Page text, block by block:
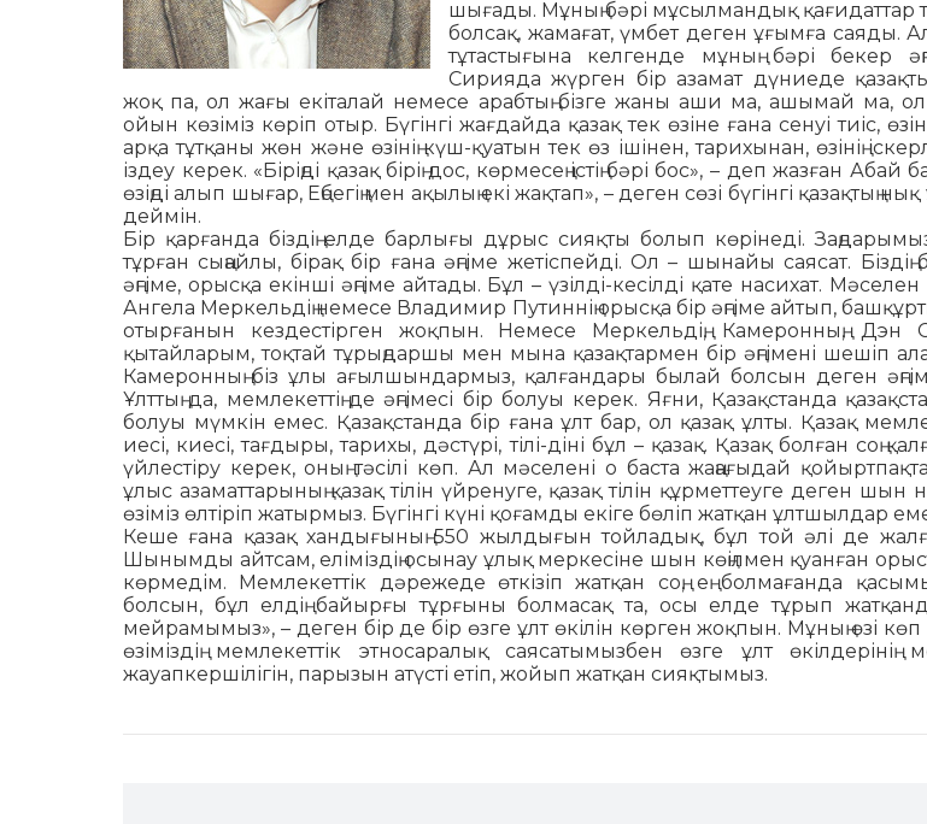
шығады. Мұның бәрі мұсылмандық қа­ғи­даттар
болсақ, жамағат, үмбет деген ұғымға саяды.
тұтастығына кел­генде мұның бәрі бекер
Сирияда жүрген бір азамат дүниеде
жоқ па, ол жағы екіталай немесе араб­тың бізге жаны аши ма, ашымай ма,
ойын көзіміз көріп отыр. Бүгінгі жағдайда қазақ тек өзіне ғана сенуі тиіс, өзінің
арқа тұтқаны жөн және өзінің күш-қуатын тек өз ішінен, тарихынан, өзінің
іздеу керек. «Біріңді қазақ бірің дос, көрмесең істің бәрі бос», – деп жазған Абай
өзіңді алып шығар, Ең­бе­гің мен ақылың екі жақтап», – деген сөзі бүгінгі қазақтың
деймін.
Бір қарғанда біздің елде барлығы дұрыс сияқты болып көрінеді.
тұрған сыңайлы, бірақ бір ғана әңгіме жетіспейді. Ол – шы­найы саясат. Біздің
әңгіме, орысқа екінші әңгіме айтады. Бұл – үзілді-кесілді қате насихат.
Ангела Меркельдің немесе Владимир Путиннің орысқа бір әңгіме айтып,
отырғанын кездестірген жоқпын. Немесе Меркель­дің, Камеронның, Дэн
қытайларым, тоқтай тұрыңдаршы мен мына қазақтар­мен бір әңгімені шешіп
Камерон­ның біз ұлы ағылшында­р­мыз, қалған­дары былай болсын деген
Ұлттың да, мемлекеттің де әңгімесі бір болуы керек. Яғни, Қазақстанда
болуы мүмкін емес. Қа­зақ­­станда бір ғана ұлт бар, ол қазақ ұлты. Қазақ
иесі, киесі, тағдыры, тарихы, дәстүрі, тілі-діні бұл – қазақ. Қазақ болған соң
үйлестіру керек, оның тәсілі көп. Ал мәселені о бас­та­ жаңағыдай
ұлыс азаматтарының қазақ тілін үйренуге, қазақ тілін құрметтеуге деген шын
өзіміз өлтіріп жатырмыз. Бүгінгі күні қоғамды екіге бөліп жатқан ұлтшылдар емес,
Кеше ғана қазақ хандығының 550 жылдығын тойладық, бұл той әлі де
Шынымды айтсам, еліміздің осынау ұлық меркесіне шын көңілмен қуанған
көрмедім. Мемлекеттік дәрежеде өткізіп жатқан соң, ең болмағанда
болсын, бұл елдің байырғы тұрғыны болмасақ та, осы елде тұрып
мейрамымыз», – деген бір де бір өзге ұлт өкілін көрген жоқпын. Мұ­ның өзі көп
өзі­міз­дің мемлекеттік этносаралық саяса­тымызбен өзге ұлт
жауапкершілігін, парызын атүсті етіп, жойып жатқан сияқтымыз.